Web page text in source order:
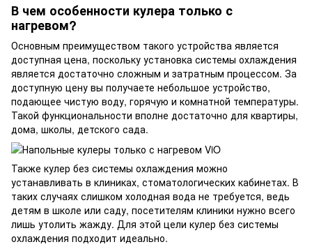
В чем особенности кулера только с
нагревом?
Основным преимуществом такого устройства является
доступная цена, поскольку установка системы охлаждения
является достаточно сложным и затратным процессом. За
доступную цену вы получаете небольшое устройство,
подающее чистую воду, горячую и комнатной температуры.
Такой функциональности вполне достаточно для квартиры,
дома, школы, детского сада.
Также кулер без системы охлаждения можно
устанавливать в клиниках, стоматологических кабинетах. В
таких случаях слишком холодная вода не требуется, ведь
детям в школе или саду, посетителям клиники нужно всего
лишь утолить жажду. Для этой цели кулер без системы
охлаждения подходит идеально.